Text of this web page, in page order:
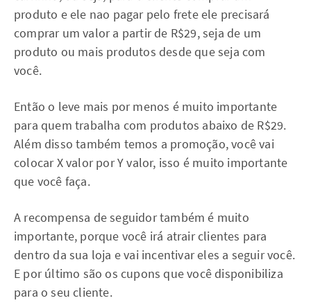
produto e ele nao pagar pelo frete ele precisará
comprar um valor a partir de R$29, seja de um
produto ou mais produtos desde que seja com
você.
Então o leve mais por menos é muito importante
para quem trabalha com produtos abaixo de R$29.
Além disso também temos a promoção, você vai
colocar X valor por Y valor, isso é muito importante
que você faça.
A recompensa de seguidor também é muito
importante, porque você irá atrair clientes para
dentro da sua loja e vai incentivar eles a seguir você.
E por último são os cupons que você disponibiliza
para o seu cliente.